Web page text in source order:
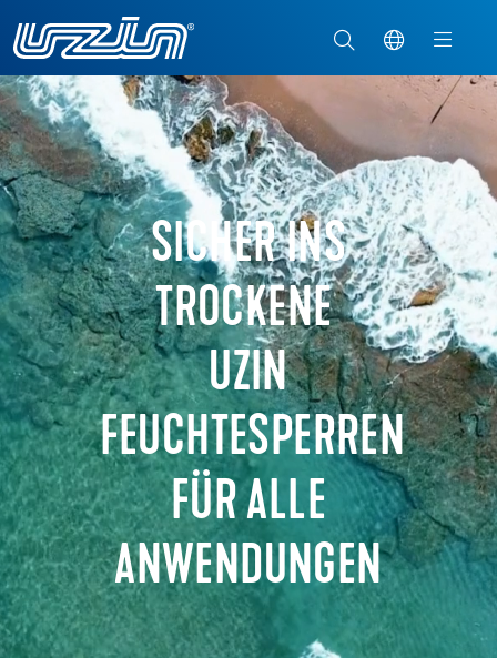
SICHER INS
TROCKENE
UZIN
FEUCHTESPERREN
FÜR ALLE
ANWENDUNGEN